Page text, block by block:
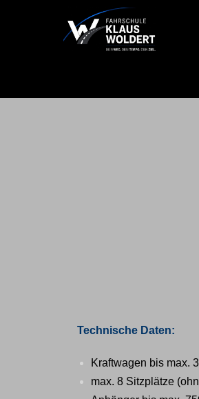
Technische Daten:
Kraftwagen bis max.
max. 8 Sitzplätze